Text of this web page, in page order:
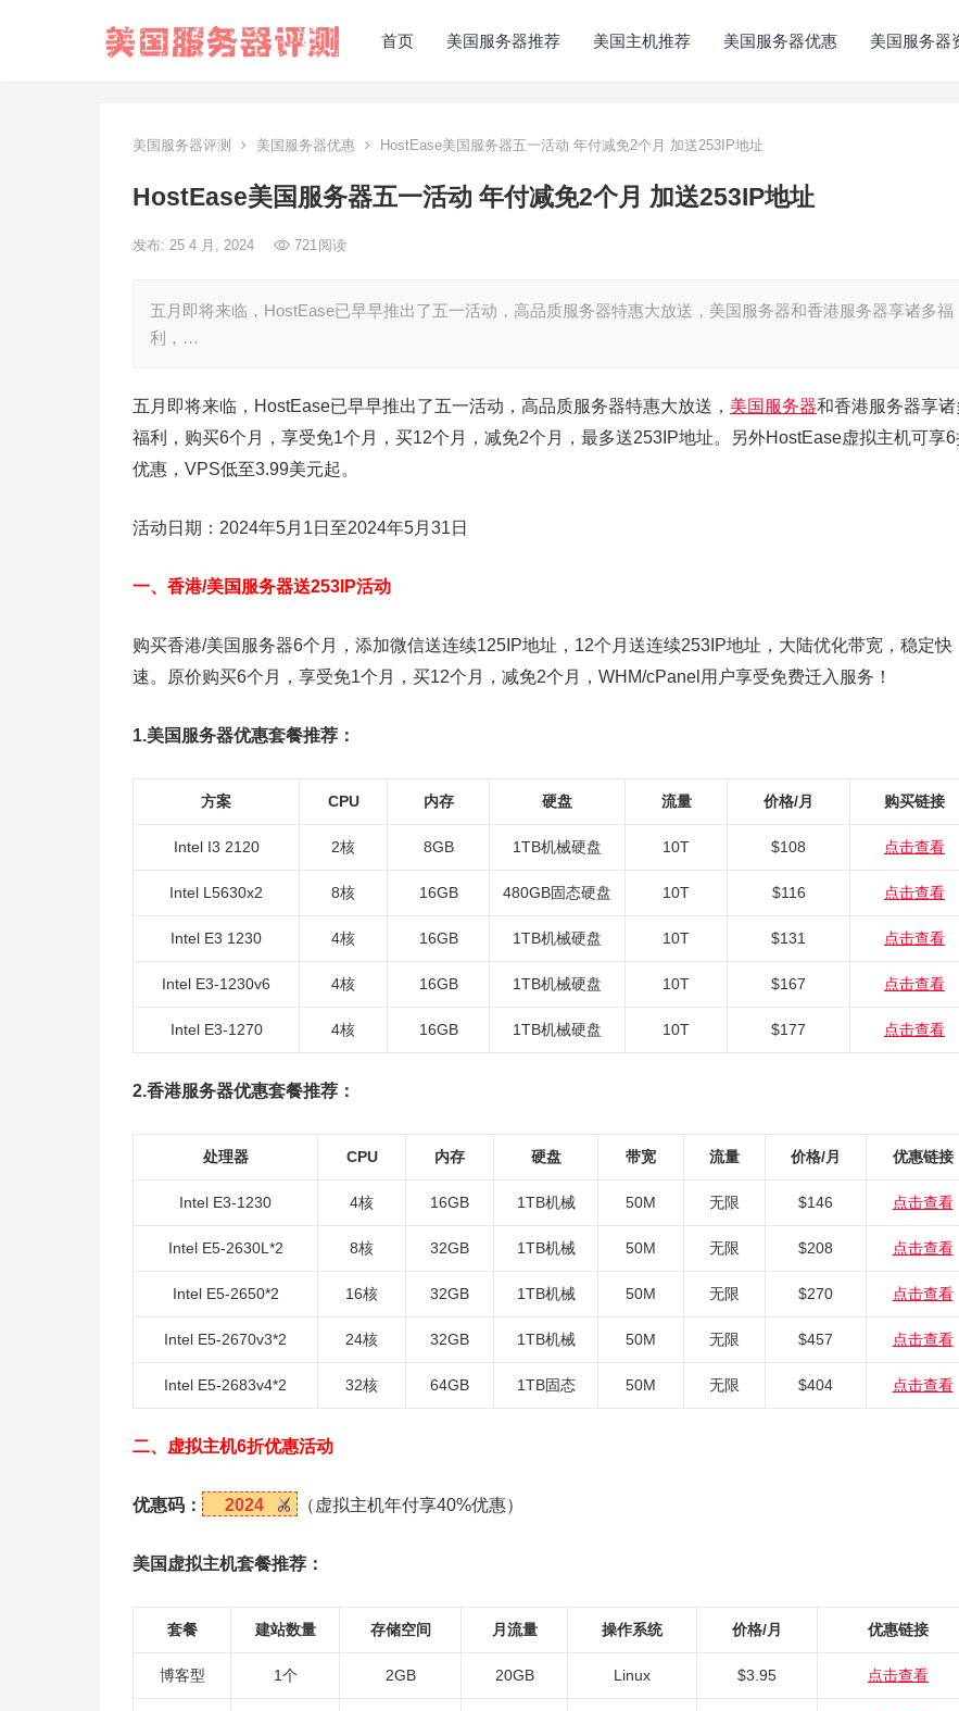
首页 美国服务器推荐 美国主机推荐 美国服务器优惠 美国服务器
美国服务器评测 美国服务器优惠 HostEase美国服务器五一活动 年付减免2个月 加送253IP地址
HostEase美国服务器五一活动 年付减免2个月 加送253IP地址
发布: 25 4 月, 2024 721阅读
五月即将来临，HostEase已早早推出了五一活动，高品质服务器特惠大放送，美国服务器和香港服务器享诸多福
利，…
五月即将来临，HostEase已早早推出了五一活动，高品质服务器特惠大放送， 美国服务器和香港服务器享诸
福利，购买6个月，享受免1个月，买12个月，减免2个月，最多送253IP地址。另外HostEase虚拟主机可享6
优惠，VPS低至3.99美元起。
活动日期：2024年5月1日至2024年5月31日
一、香港/美国服务器送253IP活动
购买香港/美国服务器6个月，添加微信送连续125IP地址，12个月送连续253IP地址，大陆优化带宽，稳定快
速。原价购买6个月，享受免1个月，买12个月，减免2个月，WHM/cPanel用户享受免费迁入服务！
1.美国服务器优惠套餐推荐：
方案 CPU 内存 硬盘 流量 价格/月 购买链接
Intel I3 2120 2核 8GB 1TB机械硬盘 10T $108 点击查看
Intel L5630x2 8核 16GB 480GB固态硬盘 10T $116 点击查看
Intel E3 1230 4核 16GB 1TB机械硬盘 10T $131 点击查看
Intel E3-1230v6 4核 16GB 1TB机械硬盘 10T $167 点击查看
Intel E3-1270 4核 16GB 1TB机械硬盘 10T $177 点击查看
2.香港服务器优惠套餐推荐：
处理器 CPU 内存 硬盘 带宽 流量 价格/月 优惠链接
Intel E3-1230 4核 16GB 1TB机械 50M 无限 $146 点击查看
Intel E5-2630L*2 8核 32GB 1TB机械 50M 无限 $208 点击查看
Intel E5-2650*2 16核 32GB 1TB机械 50M 无限 $270 点击查看
Intel E5-2670v3*2 24核 32GB 1TB机械 50M 无限 $457 点击查看
Intel E5-2683v4*2 32核 64GB 1TB固态 50M 无限 $404 点击查看
二、虚拟主机6折优惠活动
优惠码： 2024 （虚拟主机年付享40%优惠）
美国虚拟主机套餐推荐：
套餐 建站数量 存储空间 月流量 操作系统 价格/月 优惠链接
博客型 1个 2GB 20GB Linux $3.95 点击查看